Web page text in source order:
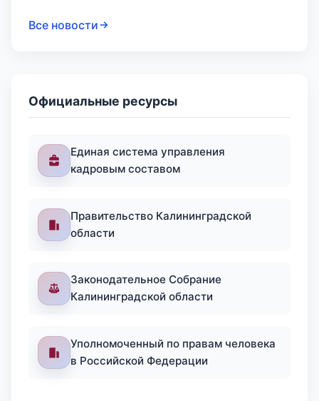
Все новости
Официальные ресурсы
Единая система управления
кадровым составом
Правительство Калининградской
области
Законодательное Собрание
Калининградской области
Уполномоченный по правам человека
в Российской Федерации